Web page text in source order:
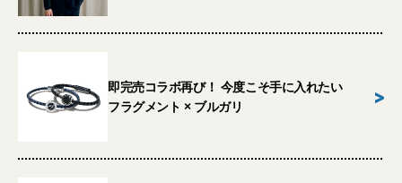
即完売コラボ再び！ 今度こそ手に入れたい
フラグメント × ブルガリ
>